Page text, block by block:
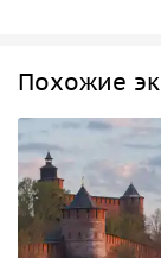
Похожие